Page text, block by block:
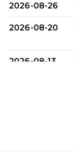
2026-08-26
2026-08-20
2026-08-13